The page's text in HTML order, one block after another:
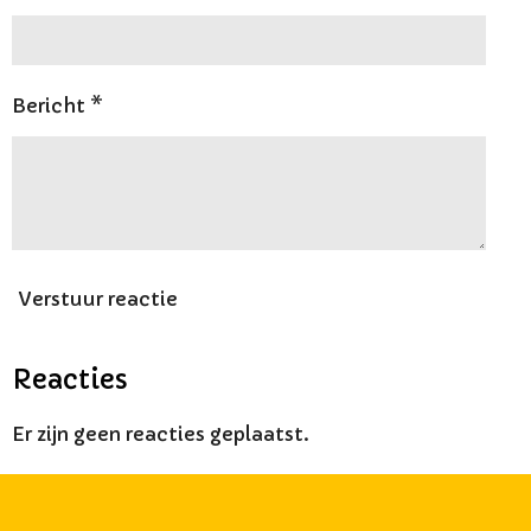
Bericht *
Verstuur reactie
Reacties
Er zijn geen reacties geplaatst.